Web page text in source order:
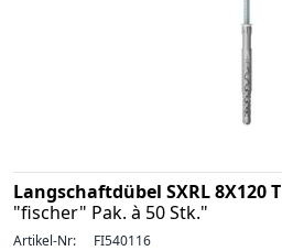
Langschaftdübel SXRL 8X120 T
"fischer" Pak. à 50 Stk."
Artikel-Nr: FI540116